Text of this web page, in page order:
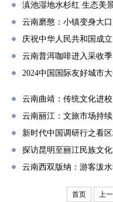
滇池湿地水杉红 生态美
云南磨憨：小镇变身大
庆祝中华人民共和国成
云南普洱咖啡进入采收季
2024中国国际友好城市
云南曲靖：传统文化进校
云南丽江：文旅市场持
新时代中国调研行之看
探访昆明至丽江民族文
云南西双版纳：游客泼
首页 上